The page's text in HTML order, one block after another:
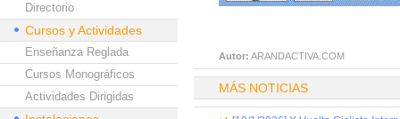
Directorio
Cursos y Actividades
Enseñanza Reglada
Cursos Monográficos
Actividades Dirigidas
Autor: ARANDACTIVA.COM
MÁS NOTICIAS